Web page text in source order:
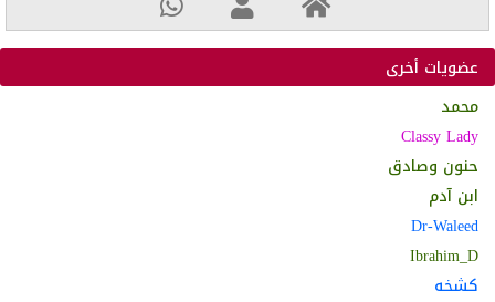
عضويات أخرى
محمد
Classy Lady
حنون وصادق
ابن آدم
Dr-Waleed
Ibrahim_D
كشخه